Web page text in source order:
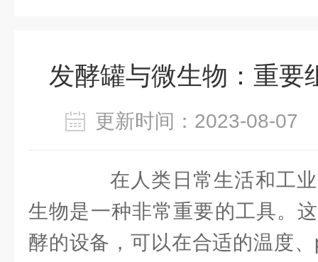
发酵罐与微生物：重要
更新时间：2023-08-
在人类日常生活和工业
生物是一种非常重要的工具。
酵的设备，可以在合适的温度